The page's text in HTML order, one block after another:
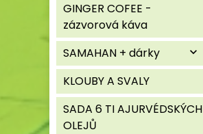
GINGER COFEE -
zázvorová káva
SAMAHAN + dárky
expand_more
KLOUBY A SVALY
SADA 6 TI AJURVÉDSKÝCH
OLEJŮ